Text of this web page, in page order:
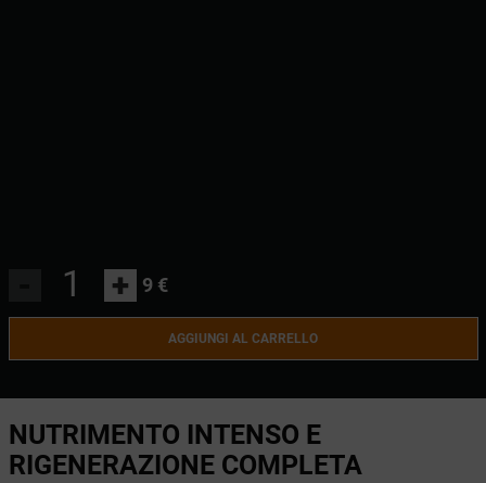
+ 9 €
AGGIUNGI AL CARRELLO
NUTRIMENTO INTENSO E
RIGENERAZIONE COMPLETA